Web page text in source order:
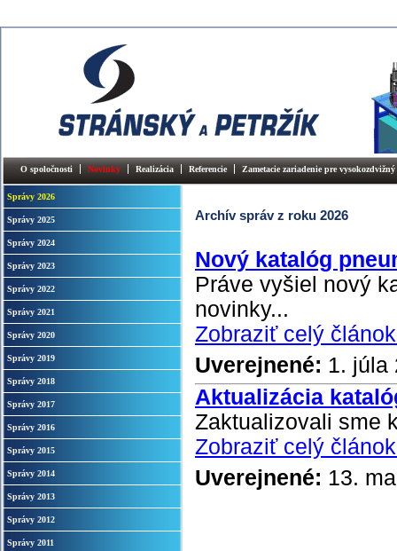
O spoločnosti Novinky Realizácia Referencie Zametacie zariadenie pre
Správy 2026
Správy 2025
Správy 2024
Správy 2023
Správy 2022
Správy 2021
Správy 2020
Správy 2019
Správy 2018
Správy 2017
Správy 2016
Správy 2015
Správy 2014
Správy 2013
Správy 2012
Správy 2011
Archív správ z roku 2026
Nový katalóg
Práve vyšiel nový
novinky...
Zobraziť celý
Uverejnené: 1. júla
Aktualizácia
Zaktualizovali sme
Zobraziť celý
Uverejnené: 13.